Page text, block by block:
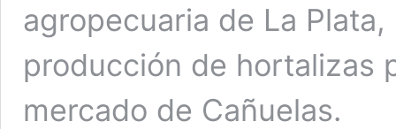
agropecuaria de La
producción de hortalizas
mercado de Cañuelas.